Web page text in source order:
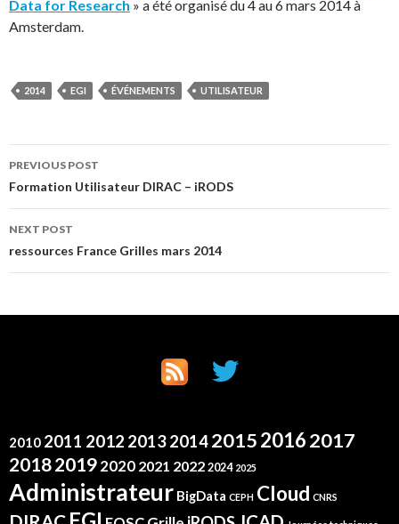
Data for Research » a été organisé du 4 au 6 mars 2014 à
Amsterdam.
2014 EGI ÉVÉNEMENTS UTILISATEUR
Post
navigation
PREVIOUS POST
Formation Utilisateur DIRAC – iRODS
NEXT POST
ressources France Grilles mars 2014
2010 2011 2012 20132014201520162017
20182019 2020 2021 2022 2024 2025
Administrateur BigData CEPH Cloud CNRS